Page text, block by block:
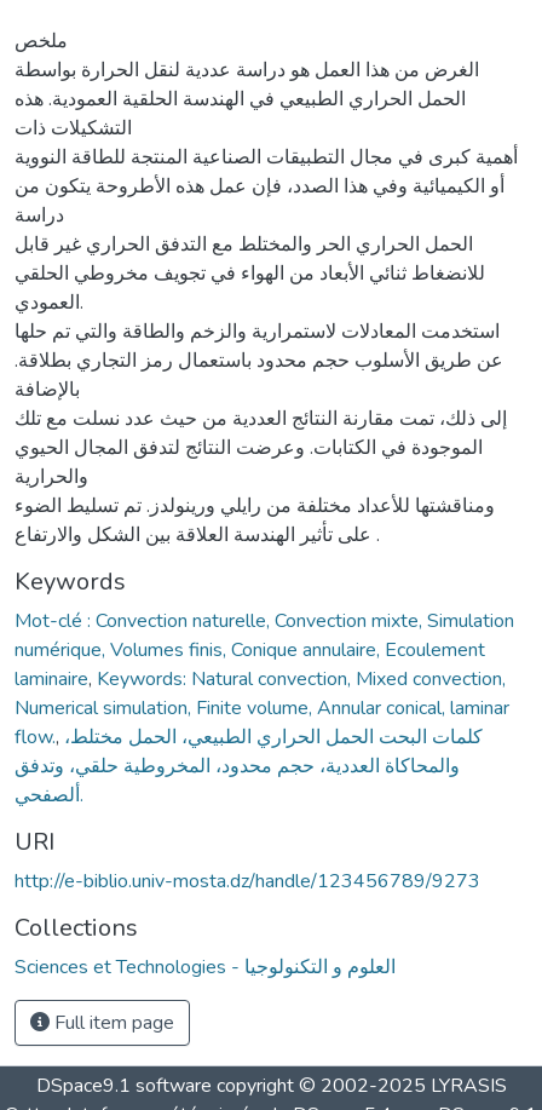
ملخص
الغرض من ھذا العمل ھو دراسة عددیة لنقل الحرارة بواسطة
الحمل الحراري الطبیعي في الھندسة الحلقیة العمودیة. ھذه
التشكیلات ذات
أھمیة كبرى في مجال التطبیقات الصناعیة المنتجة للطاقة النوویة
أو الكیمیائیة وفي ھذا الصدد، فإن عمل ھذه الأطروحة یتكون من
دراسة
الحمل الحراري الحر والمختلط مع التدفق الحراري غیر قابل
للانضغاط ثنائي الأبعاد من الھواء في تجویف مخروطي الحلقي
العمودي.
استخدمت المعادلات لاستمراریة والزخم والطاقة والتي تم حلھا
عن طریق الأسلوب حجم محدود باستعمال رمز التجاري بطلاقة.
بالإضافة
إلى ذلك، تمت مقارنة النتائج العددیة من حیث عدد نسلت مع تلك
الموجودة في الكتابات. وعرضت النتائج لتدفق المجال الحیوي
والحراریة
ومناقشتھا للأعداد مختلفة من رایلي ورینولدز. تم تسلیط الضوء
على تأثیر الھندسة العلاقة بین الشكل والارتفاع .
Keywords
Mot-clé : Convection naturelle, Convection mixte, Simulation
numérique, Volumes finis, Conique annulaire, Ecoulement
laminaire, Keywords: Natural convection, Mixed convection,
Numerical simulation, Finite volume, Annular conical, laminar
flow., كلمات البحت الحمل الحراري الطبیعي، الحمل مختلط،
والمحاكاة العددیة، حجم محدود، المخروطیة حلقي، وتدفق
ألصفحي.
URI
http://e-biblio.univ-mosta.dz/handle/123456789/9273
Collections
Sciences et Technologies - العلوم و التكنولوجيا
Full item page
DSpace9.1 software copyright © 2002-2025 LYRASIS